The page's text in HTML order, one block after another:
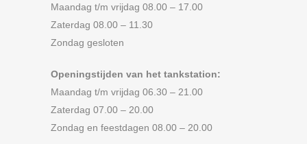
Maandag t/m vrijdag 08.00 – 17.00
Zaterdag 08.00 – 11.30
Zondag gesloten
Openingstijden van het tankstation:
Maandag t/m vrijdag 06.30 – 21.00
Zaterdag 07.00 – 20.00
Zondag en feestdagen 08.00 – 20.00